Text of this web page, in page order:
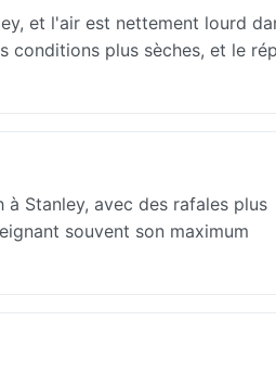
et l'air est nettement lourd
conditions plus sèches, et le
Stanley, avec des rafales plus
souvent son maximum